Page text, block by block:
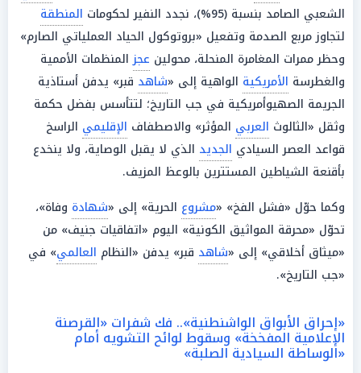
الشعبي الصامد بنسبة (95%)، نجدد النفير لحكومات
المنطقة
لتجاوز مربع الصدمة وتفعيل «بروتوكول الحياد العملياتي الصارم»
وحظر ممرات المغامرة المنحلة، محولين عجزالمنظمات الأممية
والغطرسة الأمريكية الواهية إلى «شاهد قبر» يدفن أستاذية
الجريمة الصهيوأمريكية في جب التاريخ؛ لتتأسس بفضل حكمة
وثقل «الثالوث العربي المؤثر» والاصطفاف الإقليمي الراسخ
قواعد العصر السيادي الجديد الذي لا يقبل الوصاية، ولا ينخدع
بأقنعة الشياطين المستترين بالوعظ المزيف.
وكما حوّل «فشل الفخ» «مشروع الحرية» إلى «شهادة وفاة»،
تحوّل «محرقة المواثيق الكونية» اليوم «اتفاقيات جنيف» من
«ميثاق أخلاقي» إلى «شاهد قبر» يدفن «النظام العالمي» في
«جب التاريخ».
«إحراق الأبواق الواشنطنية».. فك شفرات «القرصنة
الإعلامية المفخخة» وسقوط لوائح التشويه أمام
«الوساطة السيادية الصلبة»